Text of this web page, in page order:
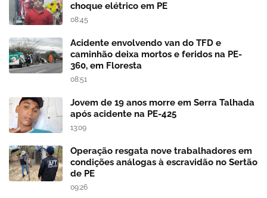
choque elétrico em PE
08:45
Acidente envolvendo van do TFD e
caminhão deixa mortos e feridos na PE-
360, em Floresta
08:51
Jovem de 19 anos morre em Serra Talhada
após acidente na PE-425
13:09
Operação resgata nove trabalhadores em
condições análogas à escravidão no Sertão
de PE
09:26